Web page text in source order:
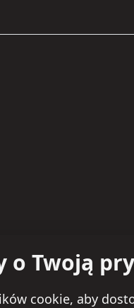
o Twoją
cookie, aby